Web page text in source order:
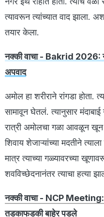
त्यावरून त्यांच्यात वाद झाला.
तयार केला.
नक्की वाचा - Bakrid 2026:
अपवाद
अमोल हा शरीराने रांगडा होता.
सामावून घेतलं. त्यानुसार
रात्री अमोलचा गळा आवळून
शिवाय शेजाऱ्यांच्या मदतीने
मात्र त्याच्या गळ्यावरच्या
शवविच्छेदनानंतर त्याचा हत्या
नक्की वाचा - NCP Meeting:
तडकाफडकी बाहेर पडले